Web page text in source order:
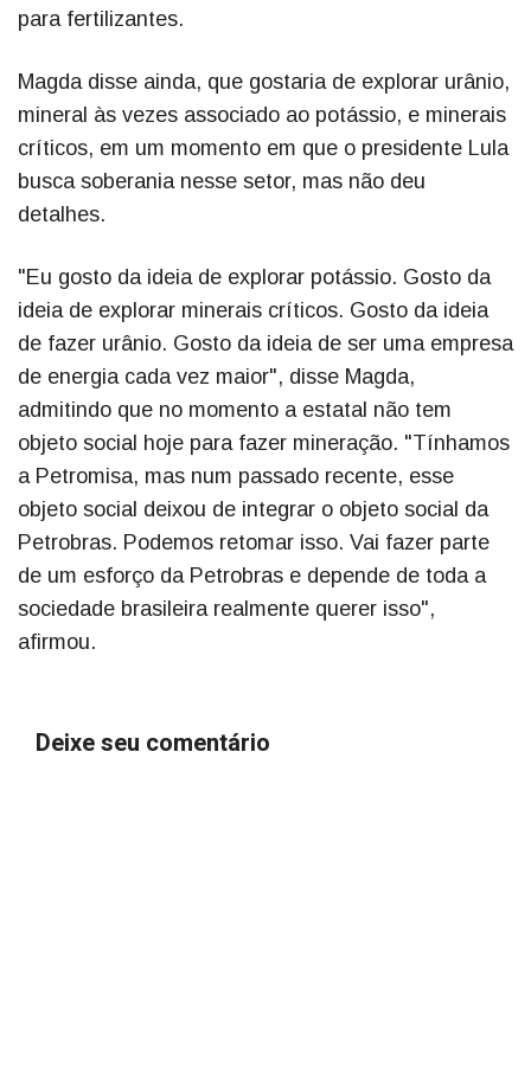
para fertilizantes.
Magda disse ainda, que gostaria de explorar urânio,
mineral às vezes associado ao potássio, e minerais
críticos, em um momento em que o presidente Lula
busca soberania nesse setor, mas não deu
detalhes.
"Eu gosto da ideia de explorar potássio. Gosto da
ideia de explorar minerais críticos. Gosto da ideia
de fazer urânio. Gosto da ideia de ser uma empresa
de energia cada vez maior", disse Magda,
admitindo que no momento a estatal não tem
objeto social hoje para fazer mineração. "Tínhamos
a Petromisa, mas num passado recente, esse
objeto social deixou de integrar o objeto social da
Petrobras. Podemos retomar isso. Vai fazer parte
de um esforço da Petrobras e depende de toda a
sociedade brasileira realmente querer isso",
afirmou.
Deixe seu comentário